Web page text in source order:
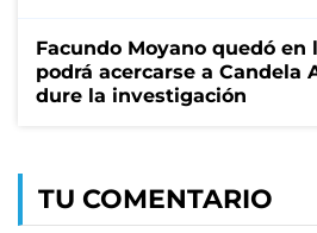
Facundo Moyano quedó
podrá acercarse a Candela
dure la investigación
TU COMENTARIO